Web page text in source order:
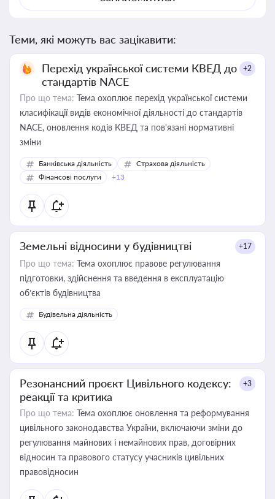
Теми, які можуть вас зацікавити:
Перехід української системи КВЕД до
стандартів NACE
+2
Про що тема: Тема охоплює перехід української системи
класифікації видів економічної діяльності до стандартів
NACE, оновлення кодів КВЕД та пов'язані нормативні
зміни
Банківська діяльність
Страхова діяльність
Фінансові послуги
+13
Земельні відносини у будівництві +17
Про що тема: Тема охоплює правове регулювання
підготовки, здійснення та введення в експлуатацію
об’єктів будівництва
Будівельна діяльність
Резонансний проєкт Цивільного кодексу:
реакції та критика
+3
Про що тема: Тема охоплює оновлення та реформування
цивільного законодавства України, включаючи зміни до
регулювання майнових і немайнових прав, договірних
відносин та правового статусу учасників цивільних
правовідносин